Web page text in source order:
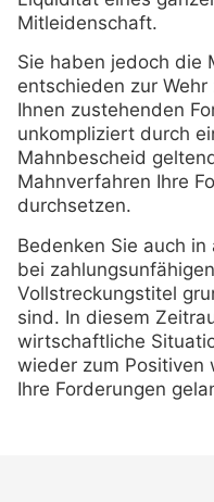
Mitleidenschaft.
Sie haben jedoch die
entschieden zur
Ihnen zustehenden
unkompliziert durch
Mahnbescheid
Mahnverfahren Ihre
durchsetzen.
Bedenken Sie auch
bei
Vollstreckungstitel
sind. In diesem
wirtschaftliche
wieder zum Positiven
Ihre Forderungen